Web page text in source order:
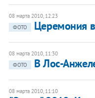
08 марта 2010, 12:23
ФОТО
Церемония
08 марта 2010, 11:30
ФОТО
В Лос-
08 марта 2010, 11:10